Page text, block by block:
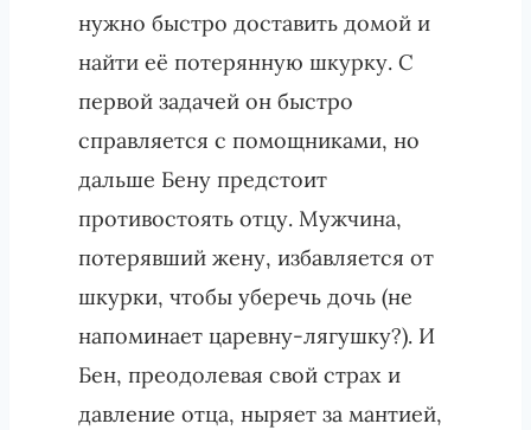
нужно быстро доставить домой и
найти её потерянную шкурку. С
первой задачей он быстро
справляется с помощниками, но
дальше Бену предстоит
противостоять отцу. Мужчина,
потерявший жену, избавляется от
шкурки, чтобы уберечь дочь (не
напоминает царевну-лягушку?). И
Бен, преодолевая свой страх и
давление отца, ныряет за мантией,